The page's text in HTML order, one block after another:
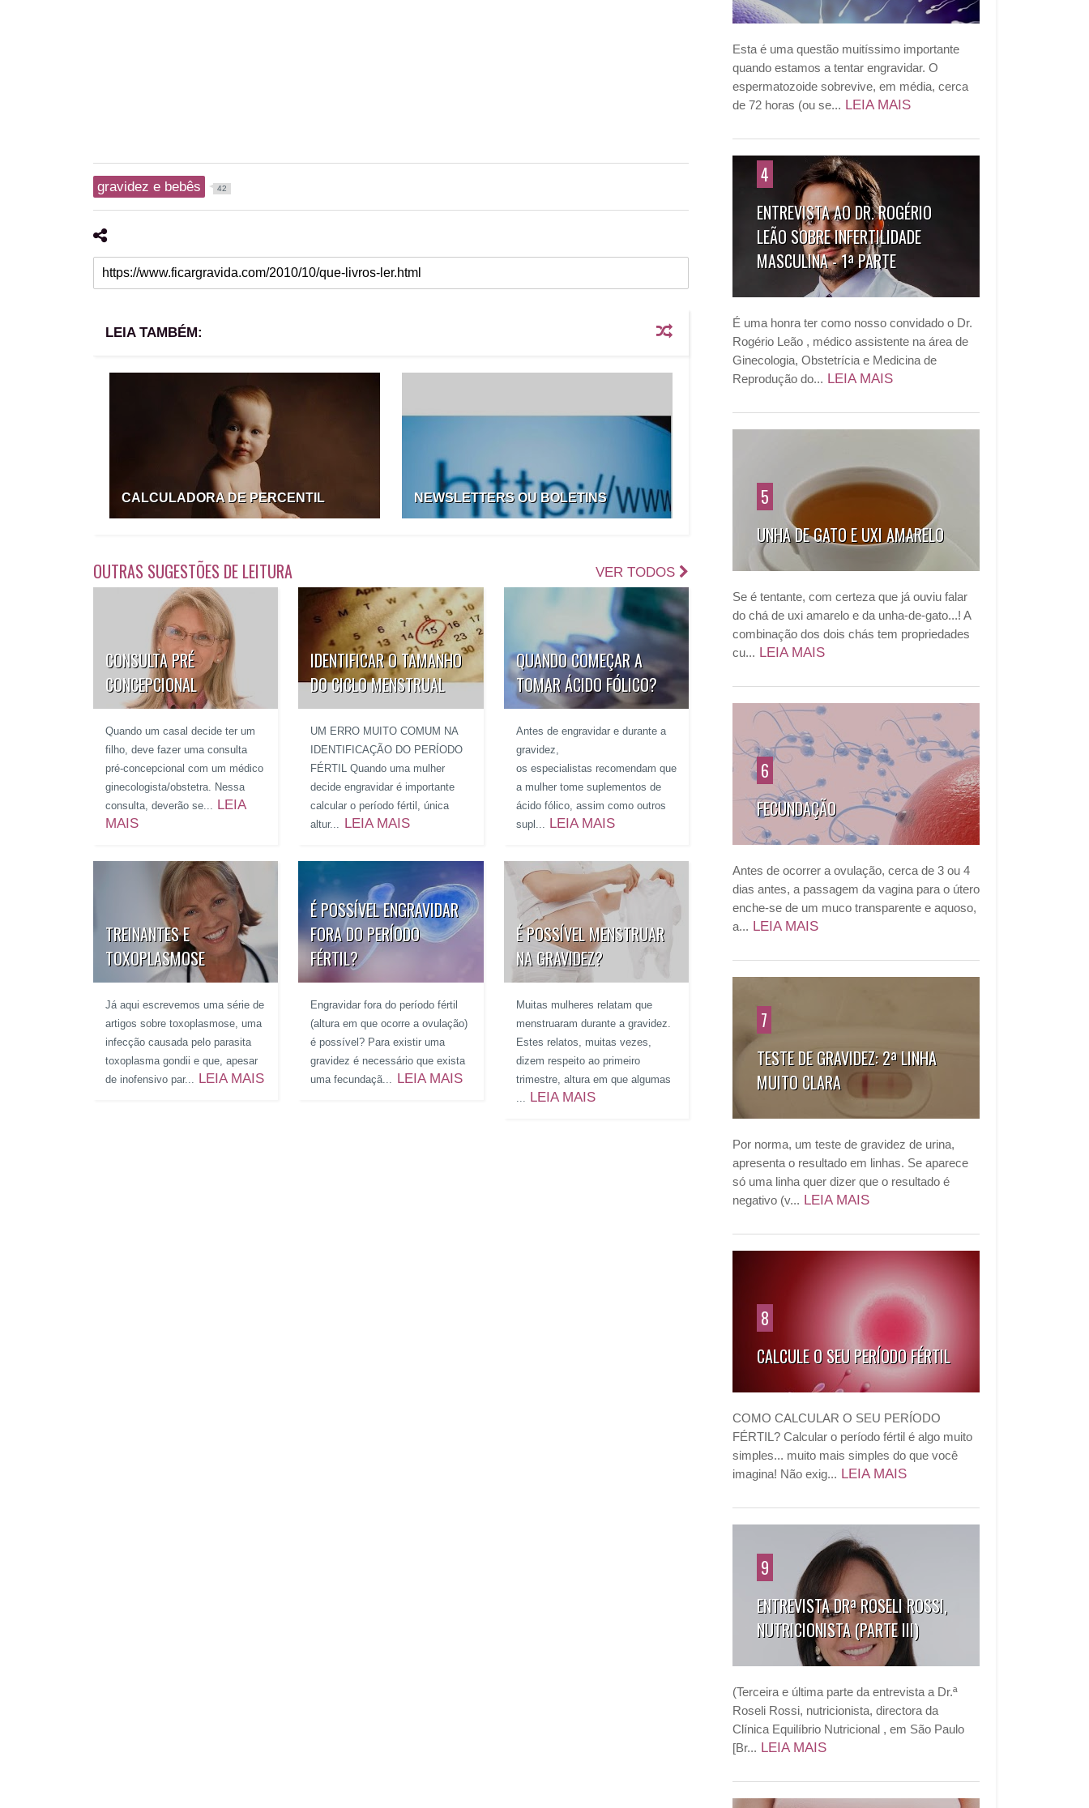
gravidez e bebês 42
LEIA TAMBÉM:
CALCULADORA DE PERCENTIL NEWSLETTERS OU BOLETINS
OUTRAS SUGESTÕES DE LEITURA VER TODOS
CONSULTA PRÉ
CONCEPCIONAL
Quando um casal decide ter um
filho, deve fazer uma consulta
pré-concepcional com um médico
ginecologista/obstetra. Nessa
consulta, deverão se...
LEIA
MAIS
IDENTIFICAR O TAMANHO
DO CICLO MENSTRUAL
UM ERRO MUITO COMUM NA
IDENTIFICAÇÃO DO PERÍODO
FÉRTIL Quando uma mulher
decide engravidar é importante
calcular o período fértil, única
altur...
LEIA MAIS
QUANDO COMEÇAR A
TOMAR ÁCIDO FÓLICO?
Antes de engravidar e durante a
gravidez,
os especialistas recomendam que
a mulher tome suplementos de
ácido fólico, assim como outros
supl...
LEIA MAIS
TREINANTES E
TOXOPLASMOSE
Já aqui escrevemos uma série de
artigos sobre toxoplasmose, uma
infecção causada pelo parasita
toxoplasma gondii e que, apesar
de inofensivo par...
LEIA MAIS
É POSSÍVEL ENGRAVIDAR
FORA DO PERÍODO
FÉRTIL?
Engravidar fora do período fértil
(altura em que ocorre a ovulação)
é possível? Para existir uma
gravidez é necessário que exista
uma fecundaçã...
LEIA MAIS
É POSSÍVEL MENSTRUAR
NA GRAVIDEZ?
Muitas mulheres relatam que
menstruaram durante a gravidez.
Estes relatos, muitas vezes,
dizem respeito ao primeiro
trimestre, altura em que algumas
LEIA MAIS
Esta é uma questão muitíssimo importante
quando estamos a tentar engravidar. O
espermatozoide sobrevive, em média, cerca
de 72 horas (ou se... LEIA MAIS
4
ENTREVISTA AO DR. ROGÉRIO
LEÃO SOBRE INFERTILIDADE
MASCULINA - 1ª PARTE
É uma honra ter como nosso convidado o Dr.
Rogério Leão , médico assistente na área de
Ginecologia, Obstetrícia e Medicina de
Reprodução do... LEIA MAIS
5
UNHA DE GATO E UXI AMARELO
Se é tentante, com certeza que já ouviu falar
do chá de uxi amarelo e da unha-de-gato...! A
combinação dos dois chás tem propriedades
cu... LEIA MAIS
6
FECUNDAÇÃO
Antes de ocorrer a ovulação, cerca de 3 ou 4
dias antes, a passagem da vagina para o útero
enche-se de um muco transparente e aquoso,
a... LEIA MAIS
7
TESTE DE GRAVIDEZ: 2ª LINHA
MUITO CLARA
Por norma, um teste de gravidez de urina,
apresenta o resultado em linhas. Se aparece
só uma linha quer dizer que o resultado é
negativo (v... LEIA MAIS
8
CALCULE O SEU PERÍODO FÉRTIL
COMO CALCULAR O SEU PERÍODO
FÉRTIL? Calcular o período fértil é algo muito
simples... muito mais simples do que você
imagina! Não exig... LEIA MAIS
9
ENTREVISTA DRª ROSELI ROSSI,
NUTRICIONISTA (PARTE III)
(Terceira e última parte da entrevista a Dr.ª
Roseli Rossi, nutricionista, directora da
Clínica Equilíbrio Nutricional , em São Paulo
[Br... LEIA MAIS